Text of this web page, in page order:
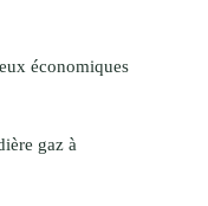
économiques
gaz à